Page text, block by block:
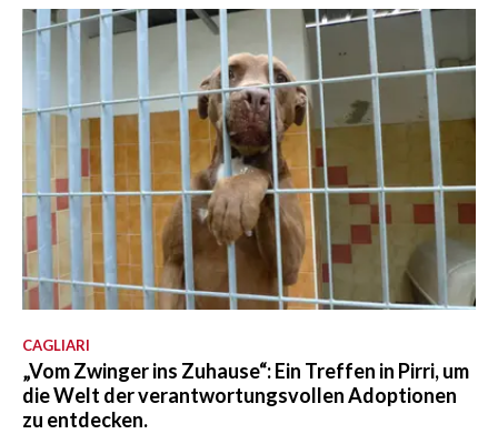
CAGLIARI
„Vom Zwinger ins Zuhause“: Ein Treffen in Pirri, um
die Welt der verantwortungsvollen Adoptionen
zu entdecken.